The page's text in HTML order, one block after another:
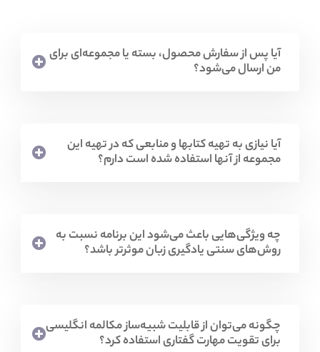
آیا پس از سفارش محصول، بسته یا مجموعه‌ای برای
من ارسال می‌شود؟
آیا نیازی به تهیه کتابها و منابعی که در تهیه این
مجموعه از آنها استفاده شده است دارم؟
چه ویژگی‌هایی باعث می‌شود این برنامه نسبت به
روش‌های سنتی یادگیری زبان موثرتر باشد؟
چگونه می‌توان از قابلیت شبیه‌ساز مکالمه انگلیسی
برای تقویت مهارت گفتاری استفاده کرد؟